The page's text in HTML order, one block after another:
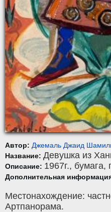
Автор: Джемаль Джаид
Название: Девушка из
Описание: 1967г., бумага,
Дополнительная
Местонахождение:
Артпанорама.